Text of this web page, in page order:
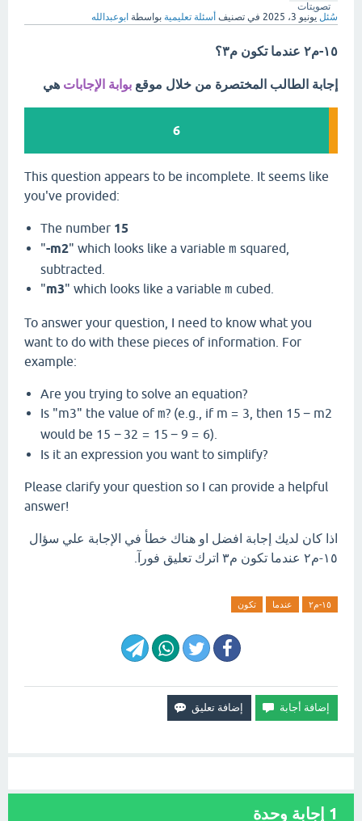
تصويتات
سُئل يونيو 3، 2025 في تصنيف أسئلة تعليمية بواسطة ابوعبدالله
١٥-م٢ عندما تكون م٣؟
إجابة الطالب المختصرة من خلال موقع بوابة الإجابات هي
6
This question appears to be incomplete. It seems like
you've provided:
The number 15
"-m2" which looks like a variable m squared,
subtracted.
"m3" which looks like a variable m cubed.
To answer your question, I need to know what you
want to do with these pieces of information. For
example:
Are you trying to solve an equation?
Is "m3" the value ofm? (e. g., if m = 3 then 15 − m2
would be 15 − 32 = 15 − 9 = 6).
Is it an expression you want to simplify?
Please clarify your question so I can provide a helpful
answer!
اذا كان لديك إجابة افضل او هناك خطأ في الإجابة علي سؤال
١٥-م٢ عندما تكون م٣ اترك تعليق فورآ.
١٥-م٢ عندما تكون
1 إجابة وحدة